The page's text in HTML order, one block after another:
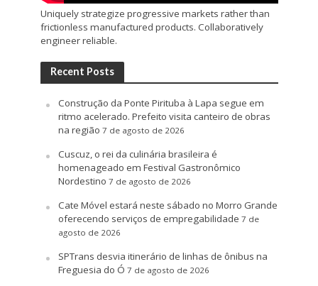
Uniquely strategize progressive markets rather than
frictionless manufactured products. Collaboratively
engineer reliable.
Recent Posts
Construção da Ponte Pirituba à Lapa segue em
ritmo acelerado. Prefeito visita canteiro de obras
na região 7 de agosto de 2026
Cuscuz, o rei da culinária brasileira é
homenageado em Festival Gastronômico
Nordestino 7 de agosto de 2026
Cate Móvel estará neste sábado no Morro Grande
oferecendo serviços de empregabilidade 7 de
agosto de 2026
SPTrans desvia itinerário de linhas de ônibus na
Freguesia do Ó 7 de agosto de 2026